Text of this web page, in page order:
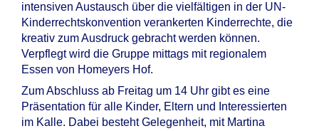
intensiven Austausch über die vielfältigen in der UN-
Kinderrechtskonvention verankerten Kinderrechte, die
kreativ zum Ausdruck gebracht werden können.
Verpflegt wird die Gruppe mittags mit regionalem
Essen von Homeyers Hof.
Zum Abschluss ab Freitag um 14 Uhr gibt es eine
Präsentation für alle Kinder, Eltern und Interessierten
im Kalle. Dabei besteht Gelegenheit, mit Martina